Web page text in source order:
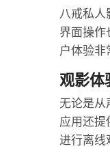
八戒私人
界面操
户体验非
观影体
无论是
应用还
进行离线